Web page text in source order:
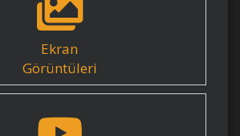
Ekran
Görüntüleri